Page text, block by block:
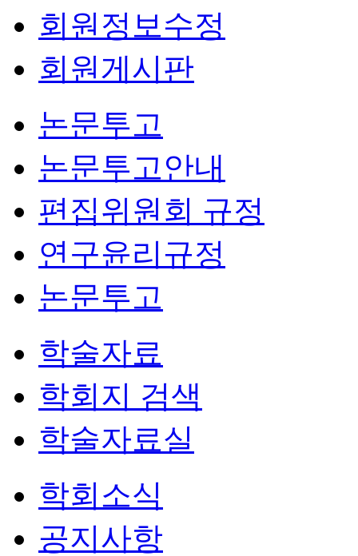
회원정보수정
회원게시판
논문투고
논문투고안내
편집위원회 규정
연구윤리규정
논문투고
학술자료
학회지 검색
학술자료실
학회소식
공지사항